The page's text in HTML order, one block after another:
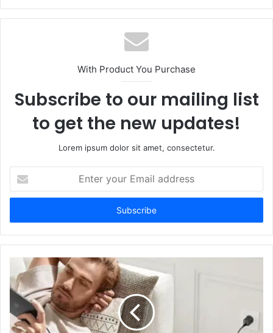
With Product You Purchase
Subscribe to our mailing list
to get the new updates!
Lorem ipsum dolor sit amet, consectetur.
your
Email